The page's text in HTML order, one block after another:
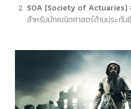
SOA (Society of Actuaries)
สำหรับนักคณิตศาสตร์ด้านประกัน